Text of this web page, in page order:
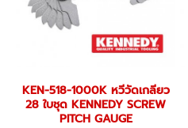
KEN-518-1000K หวีวัดเกลียว
28 ใบชุด KENNEDY SCREW
PITCH GAUGE